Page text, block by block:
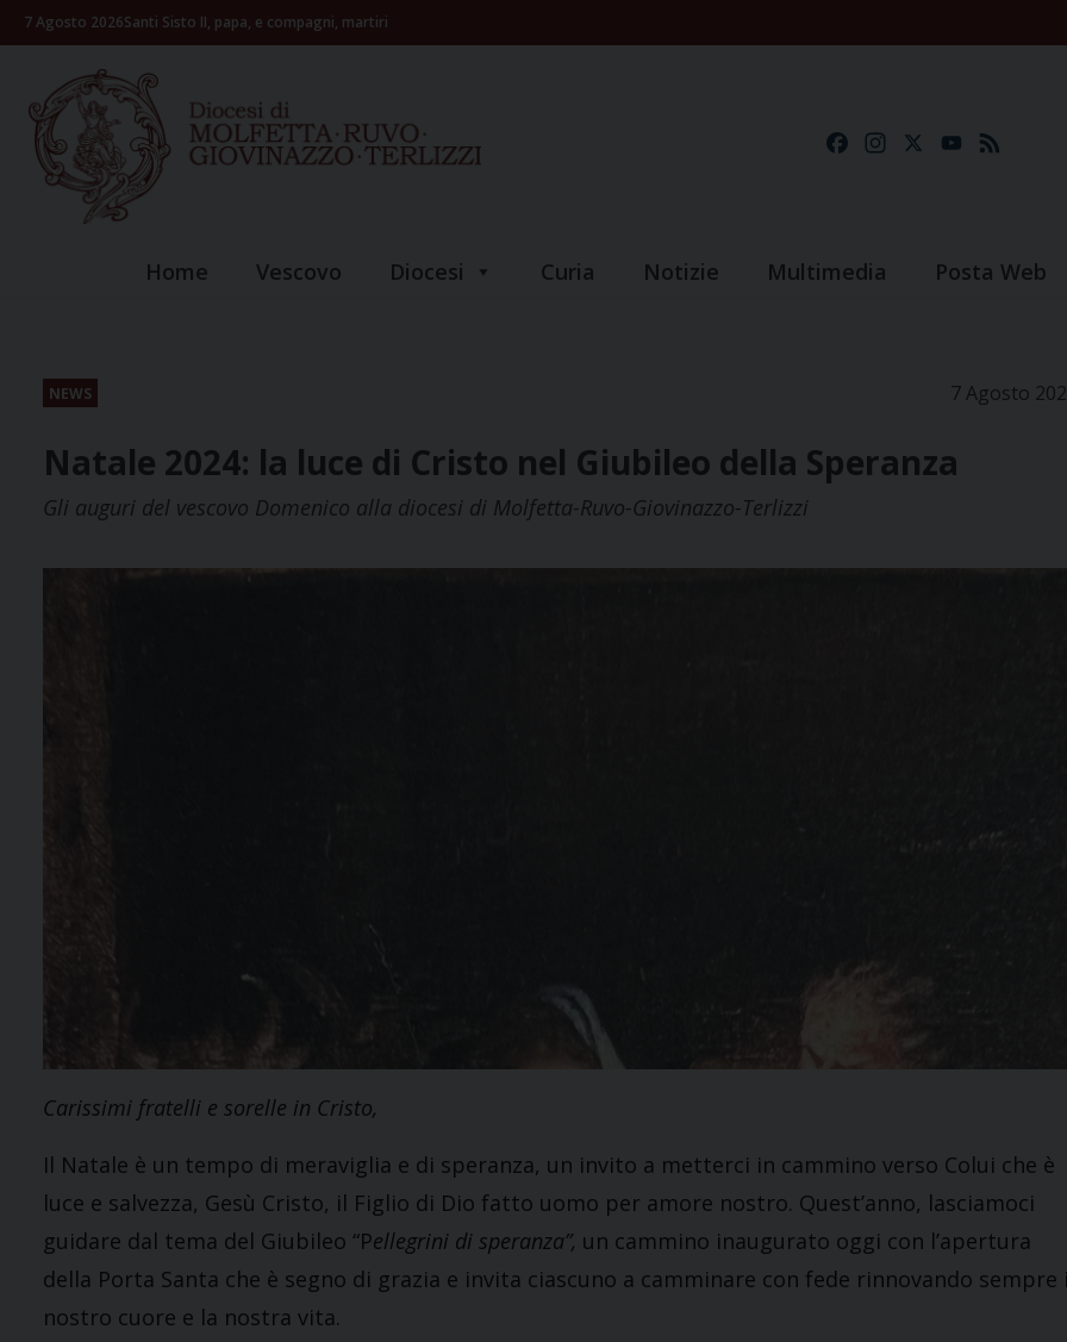
Skip7 Agosto 2026Santi Sisto II, papa, e compagni, martiri
FacebookInstagramYouTube
Home Vescovo Diocesi Curia Notizie Multimedia Posta Web
NEWS 7 Agosto
Natale 2024: la luce di Cristo nel Giubileo della Speranza
Gli auguri del vescovo Domenico alla diocesi di Molfetta-Ruvo-Giovinazzo-Terlizzi
Carissimi fratelli e sorelle in Cristo,
Il Natale è un tempo di meraviglia e di speranza, un invito a metterci in cammino verso Colui che è
luce e salvezza, Gesù Cristo, il Figlio di Dio fatto uomo per amore nostro. Quest’anno, lasciamoci
guidare dal tema del Giubileo “Pellegrini di speranza”, un cammino inaugurato oggi con l’apertura
della Porta Santa che è segno di grazia e invita ciascuno a camminare con fede rinnovando sempre
nostro cuore e la nostra vita.